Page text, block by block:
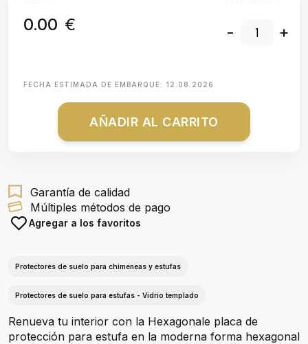
0.00 € - +
FECHA ESTIMADA DE EMBARQUE: 12.08.2026
AÑADIR AL CARRITO
Garantía de calidad
Múltiples métodos de pago
Agregar a los favoritos
Protectores de suelo para chimeneas y estufas
Protectores de suelo para estufas - Vidrio templado
Renueva tu interior con la Hexagonale placa de
protección para estufa en la moderna forma hexagonal